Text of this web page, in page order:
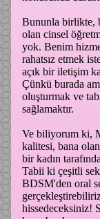
Bununla birlikte,
olan cinsel
yok. Benim
rahatsız etmek
açık bir iletişim
Çünkü burada
oluşturmak ve
sağlamaktır.
Ve biliyorum ki,
kalitesi, bana
bir kadın
Tabii ki çeşitli
BDSM'den oral
hissedeceksiniz!